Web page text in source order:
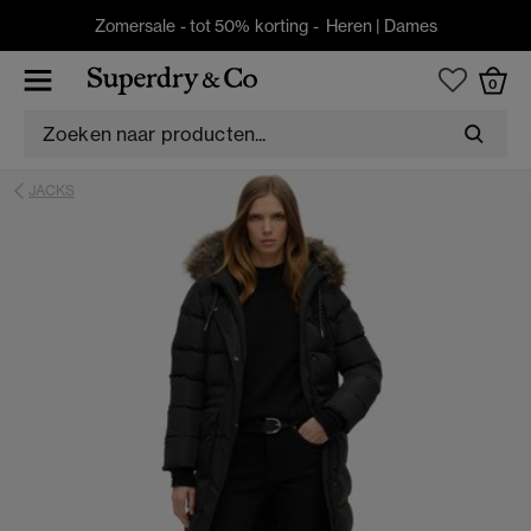
Zomersale - tot 50% korting - Heren | Dames
0
JACKS